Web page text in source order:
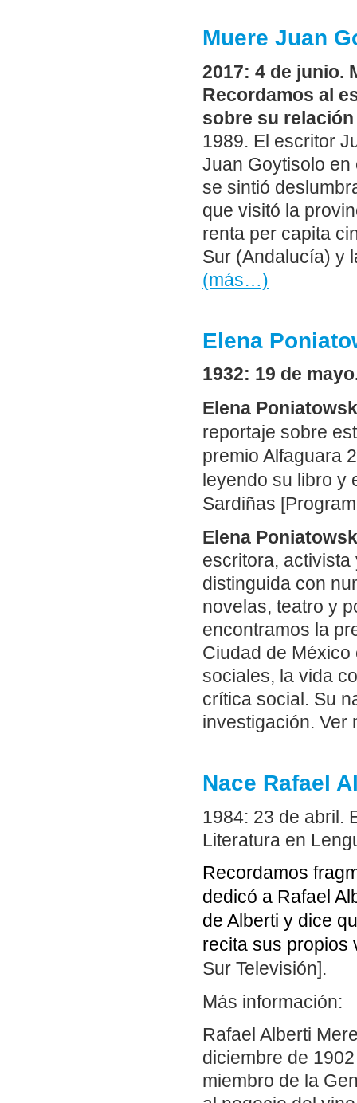
Muere Juan
2017: 4 de junio.
Recordamos al
sobre su
1989. El escritor
Juan Goytisolo en
se sintió
que visitó la
renta per capita
Sur (Andalucía) y
(más…)
Elena
1932: 19 de mayo
Elena
reportaje sobre
premio Alfaguara
leyendo su libro y
Sardiñas
Elena
escritora,
distinguida con
novelas, teatro y
encontramos la
Ciudad de
sociales, la vida
crítica social. Su
investigación. Ver
Nace Rafael
1984: 23 de abril.
Literatura en
Recordamos
dedicó a Rafael
de Alberti y dice
recita sus propios
Sur Televisión].
Más información:
Rafael Alberti
diciembre de
miembro de la